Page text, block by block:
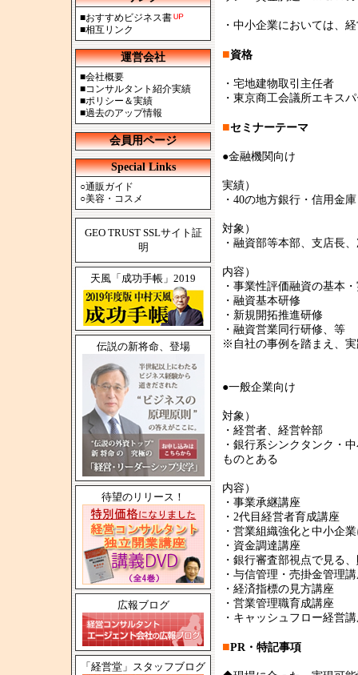
■おすすめビジネス書
■相互リンク
運営会社
■会社概要
■コンサルタント紹介実績
■ポリシー＆実績
■過去のアップ情報
会員用ページ
Special Links
○通販ガイド
○美容・コスメ
GEO TRUST SSLサイト証
明
天風「成功手帳」2019
伝説の新将命、登場
待望のリリース！
広報ブログ
「経営堂」スタッフブログ
・中小企業においては、
■資格
・宅地建物取引主任者
・東京商工会議所エキス
■セミナーテーマ
●金融機関向け
実績）
・40の地方銀行・信用金
対象）
・融資部等本部、支店長
内容）
・事業性評価融資の基本
・融資基本研修
・新規開拓推進研修
・融資営業同行研修、等
※自社の事例を踏まえ、
●一般企業向け
対象）
・経営者、経営幹部
・銀行系シンクタンク・
ものとある
内容）
・事業承継講座
・2代目経営者育成講座
・営業組織強化と中小企
・資金調達講座
・銀行審査部視点で見る
・与信管理・売掛金管理
・経済指標の見方講座
・営業管理職育成講座
・キャッシュフロー経営
■PR・特記事項